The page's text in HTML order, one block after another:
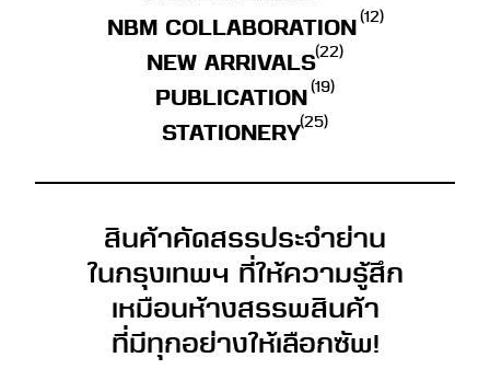
NBM COLLABORATION(12)
NEW ARRIVALS(22)
PUBLICATION(19)
STATIONERY(25)
สินค้าคัดสรรประจำย่าน
ในกรุงเทพฯ ที่ให้ความรู้สึก
เหมือนห้างสรรพสินค้า
ที่มีทุกอย่างให้เลือกซัพ!